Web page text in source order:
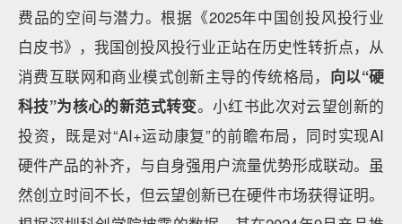
费品的空间与潜力。根据《2025年中国创投风投行业
白皮书》，我国创投风投行业正站在历史性转折点，从
消费互联网和商业模式创新主导的传统格局， 向以“硬
科技”为核心的新范式转变。小红书此次对云望创新的
投资，既是对“AI+运动康复”的前瞻布局，同时实现AI
硬件产品的补齐，与自身强用户流量优势形成联动。虽
然创立时间不长，但云望创新已在硬件市场获得证明。